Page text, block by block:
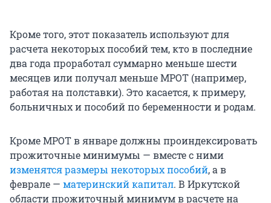
Кроме того, этот показатель используют для
расчета некоторых пособий тем, кто в последние
два года проработал суммарно меньше шести
месяцев или получал меньше МРОТ (например,
работая на полставки). Это касается, к примеру,
больничных и пособий по беременности и родам.
Кроме МРОТ в январе должны проиндексировать
прожиточные минимумы — вместе с ними
изменятся размеры некоторых пособий, а в
феврале — материнский капитал. В Иркутской
области прожиточный минимум в расчете на